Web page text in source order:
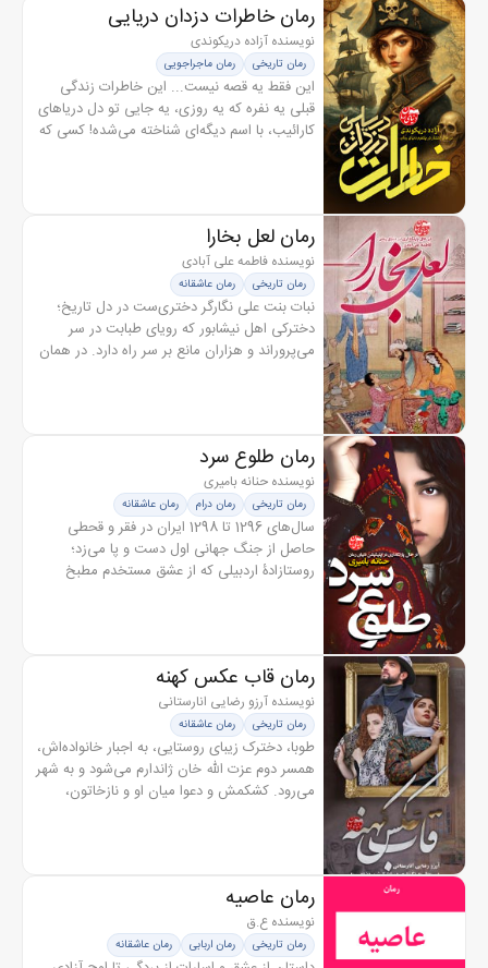
رمان خاطرات دزدان دریایی
نویسنده آزاده دریکوندی
رمان تاریخی رمان ماجراجویی
این فقط یه قصه نیست... این خاطرات زندگی
قبلی یه نفره که یه روزی، یه جایی تو دل دریاهای
کارائیب، با اسم دیگه‌ای شناخته می‌شده! کسی که
رمان لعل بخارا
نویسنده فاطمه علی آبادی
رمان تاریخی رمان عاشقانه
نبات‌ بنت علی نگارگر دختری‌ست در دل تاریخ؛
دخترکی اهل نیشابور که رویای طبابت در سر
می‌پروراند و هزاران مانع بر سر راه دارد. در همان
رمان طلوع سرد
نویسنده حنانه بامیری
رمان تاریخی رمان درام رمان عاشقانه
سال‌های 1296 تا 1298 ایران در فقر و قحطی
حاصل از جنگ جهانی اول دست و پا می‌زد؛
روستازادۀ اردبیلی که از عشق مستخدم مطبخ
رمان قاب عکس کهنه
نویسنده آرزو رضایی انارستانی
رمان تاریخی رمان عاشقانه
طوبا، دخترک زیبای روستایی، به اجبار خانواده‌اش،
همسر دوم عزت الله خان ژاندارم می‌شود و به شهر
می‌رود. کشکمش و دعوا میان او و نازخاتون،
رمان عاصیه
نویسنده ع.ق
رمان تاریخی رمان اربابی رمان عاشقانه